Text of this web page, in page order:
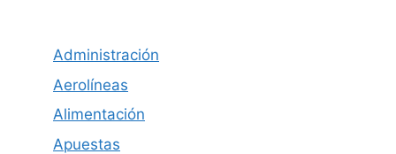
Administración
Aerolíneas
Alimentación
Apuestas